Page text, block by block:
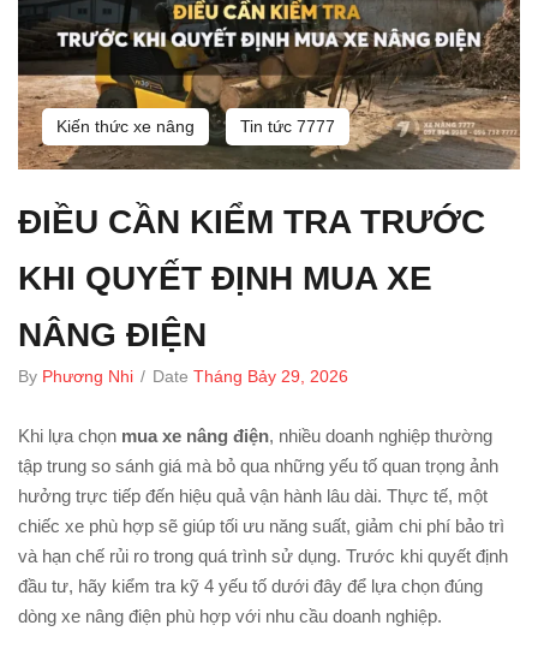
Kiến thức xe nâng Tin tức 7777
ĐIỀU CẦN KIỂM TRA TRƯỚC
KHI QUYẾT ĐỊNH MUA XE
NÂNG ĐIỆN
By Phương Nhi / Date Tháng Bảy 29, 2026
Khi lựa chọn mua xe nâng điện, nhiều doanh nghiệp thường
tập trung so sánh giá mà bỏ qua những yếu tố quan trọng ảnh
hưởng trực tiếp đến hiệu quả vận hành lâu dài. Thực tế, một
chiếc xe phù hợp sẽ giúp tối ưu năng suất, giảm chi phí bảo trì
và hạn chế rủi ro trong quá trình sử dụng. Trước khi quyết định
đầu tư, hãy kiểm tra kỹ 4 yếu tố dưới đây để lựa chọn đúng
dòng xe nâng điện phù hợp với nhu cầu doanh nghiệp.